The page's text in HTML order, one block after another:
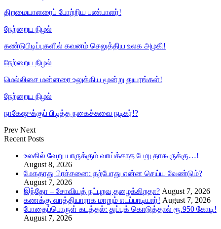
திறமையாளரைப் போற்றிய பண்பாளர்!
நேற்றைய நிழல்
கண்டுபிடிப்புகளில் கவனம் செலுத்திய உலக அழகி!
நேற்றைய நிழல்
மெல்லிசை மன்னரை உலுக்கிய மூன்று துயரங்கள்!
நேற்றைய நிழல்
நாகேஷுக்குப் பிடித்த நகைச்சுவை நடிகர்!?
Prev Next
Recent Posts
உலகில் வேறு யாருக்கும் வாய்க்காத பேறு தாகூருக்கு…!
August 8, 2026
மேகதாது பிரச்சனை: தற்போது என்ன செய்ய வேண்டும்?
August 7, 2026
இந்தோ – சோவியத் நட்புறவு தழைக்கிறதா? August 7, 2026
கணக்கு வாத்தியாராக மாறும் எடப்பாடியார்! August 7, 2026
போதைப்பொருள் கடத்தல்: துப்புக் கொடுத்தால் ரூ.950 கோடி!
August 7, 2026